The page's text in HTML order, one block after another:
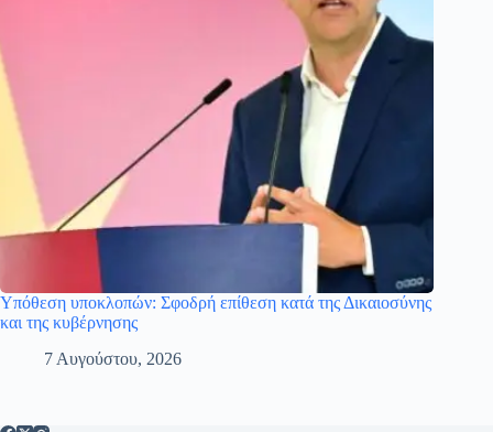
Υπόθεση υποκλοπών: Σφοδρή επίθεση κατά της Δικαιοσύνης
και της κυβέρνησης
7 Αυγούστου, 2026